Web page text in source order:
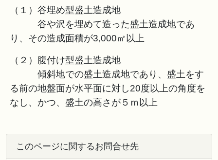
（１）谷埋め型盛土造成地
谷や沢を埋めて造った盛土造成地であ
り、その造成面積が3,000㎡以上
（２）腹付け型盛土造成地
傾斜地での盛土造成地であり、盛土をす
る前の地盤面が水平面に対し20度以上の角度を
なし、かつ、盛土の高さが５ｍ以上
このページに関するお問合せ先